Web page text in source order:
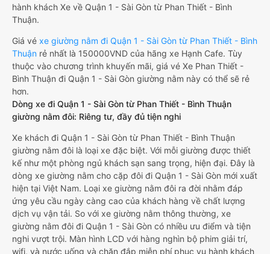
hành khách Xe về Quận 1 - Sài Gòn từ Phan Thiết - Bình
Thuận.
Giá vé xe giường nằm đi Quận 1 - Sài Gòn từ Phan Thiết - Bình
Thuận rẻ nhất là 150000VND của hãng xe Hạnh Cafe. Tùy
thuộc vào chương trình khuyến mãi, giá vé Xe Phan Thiết -
Bình Thuận đi Quận 1 - Sài Gòn giường nằm này có thể sẽ rẻ
hơn.
Dòng xe đi Quận 1 - Sài Gòn từ Phan Thiết - Bình Thuận
giường nằm đôi: Riêng tư, đầy đủ tiện nghi
Xe khách đi Quận 1 - Sài Gòn từ Phan Thiết - Bình Thuận
giường nằm đôi là loại xe đặc biệt. Với mỗi giường được thiết
kế như một phòng ngủ khách sạn sang trọng, hiện đại. Đây là
dòng xe giường nằm cho cặp đôi đi Quận 1 - Sài Gòn mới xuất
hiện tại Việt Nam. Loại xe giường nằm đôi ra đời nhằm đáp
ứng yêu cầu ngày càng cao của khách hàng về chất lượng
dịch vụ vận tải. So với xe giường nằm thông thường, xe
giường nằm đôi đi Quận 1 - Sài Gòn có nhiều ưu điểm và tiện
nghi vượt trội. Màn hình LCD với hàng nghìn bộ phim giải trí,
wifi, và nước uống và chăn đắp miễn phí phục vụ hành khách